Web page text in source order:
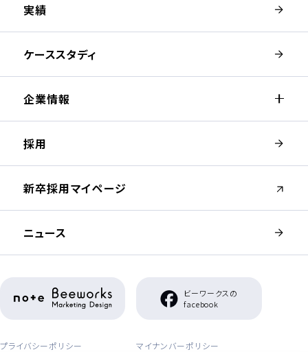
実績
ケーススタディ
企業情報
採用
新卒採用マイページ
（新しいウィンドウが開きます）
ニュース
（新しいウィンドウが開きます）
ビーワークスの
facebook
プライバシーポリシー マイナンバーポリシー